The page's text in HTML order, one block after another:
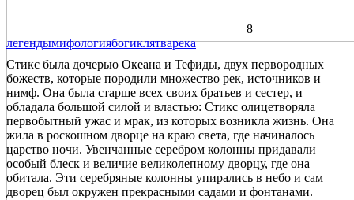
Стикс была дочерью Океана и Тефиды, двух первородных
божеств, которые породили множество рек, источников и
нимф. Она была старше всех своих братьев и сестер, и
обладала большой силой и властью: Стикс олицетворяла
первобытный ужас и мрак, из которых возникла жизнь. Она
жила в роскошном дворце на краю света, где начиналось
царство ночи. Увенчанные серебром колонны придавали
особый блеск и величие великолепному дворцу, где она
обитала. Эти серебряные колонны упирались в небо и сам
дворец был окружен прекрасными садами и фонтанами.
8
легендымифологиябогиклятварека
—